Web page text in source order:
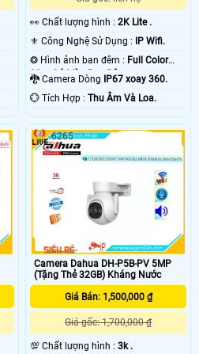
️👀 Chất lượng hình :2K Lite .
⚜️ Công Nghệ Sử Dụng : IP Wifi.
❂ Hình ảnh ban đêm : Full Color
30m Có Màu Ban Ðêm.
🐉️ Camera Dòng IP67 xoay 360.
️💮 Tích Hợp :Thu Âm Và Loa.
Camera Dahua DH-P5B-PV 5MP
(Tặng Thẻ 32GB) Kháng Nước
Giá Bán: 1,500,000 ₫
Giá gốc: 1,700,000 ₫
💯 Chất lượng hình :3k .
6265